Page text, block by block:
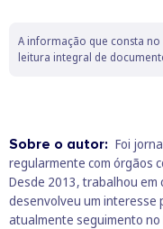
A informação que consta
leitura integral de
Sobre o autor: Foi
regularmente com órgãos
Desde 2013, trabalhou em
desenvolveu um interesse
atualmente seguimento no